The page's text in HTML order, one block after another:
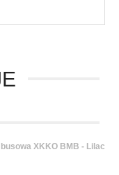
XKKO BMB - Lilac